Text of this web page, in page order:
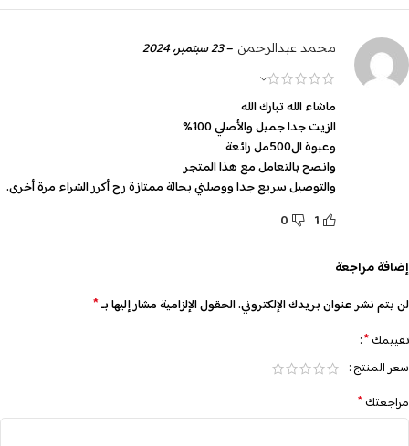
محمد عبدالرحمن –23 سبتمبر، 2024
ماشاء الله تبارك الله
الزيت جدا جميل والأصلي 100%
وعبوة ال500مل رائعة
وانصح بالتعامل مع هذا المتجر
والتوصيل سريع جدا ووصلني بحالة ممتازة رح أكرر الشراء مرة أخرى.
1
0
إضافة مراجعة
لن يتم نشر عنوان بريدك الإلكتروني.الحقول الإلزامية مشار إليها بـ*
تقييمك*
سعر المنتج
مراجعتك*